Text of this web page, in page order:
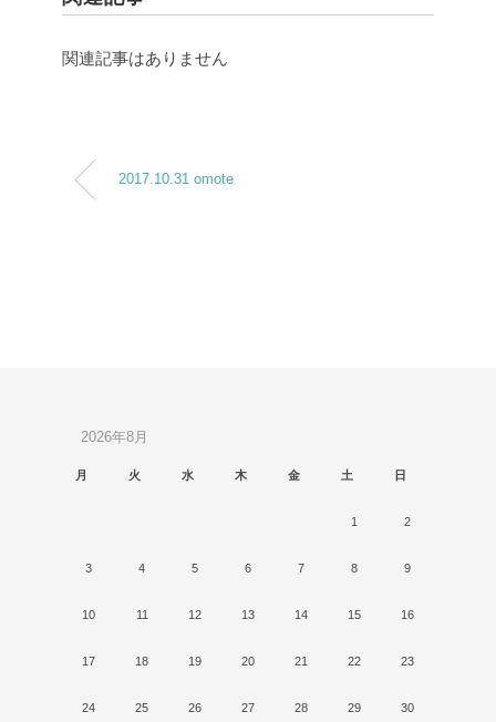
関連記事はありません
2017.10.31 omote
2026年8月
月 火 水 木 金 土 日
1 2
3 4 5 6 7 8 9
10 11 12 13 14 15 16
17 18 19 20 21 22 23
24 25 26 27 28 29 30